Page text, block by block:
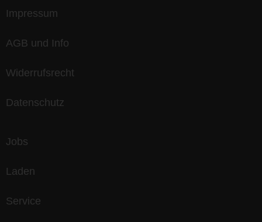
Impressum
AGB und Info
Widerrufsrecht
Datenschutz
Jobs
Laden
Service